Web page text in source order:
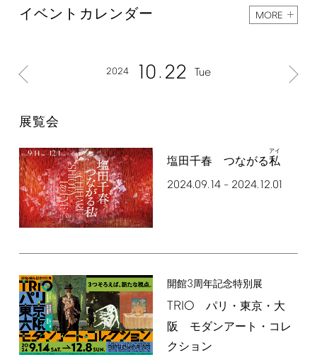
イベントカレンダー MORE
2024 10 22 Tue
展覧会
塩田千春 つながる私
アイ
2024.09.14– 2024.12.01
開館3周年記念特別展
TRIO パリ・東京・大
阪 モダンアート・コレ
クション